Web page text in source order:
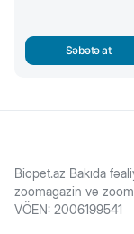
Səbətə at
Biopet.az Bakıda
zoomagazin və
VÖEN: 2006199541